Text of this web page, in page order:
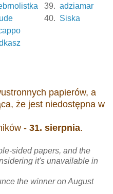
39. adziamar
40. Siska
papierów, a
że jest niedostępna w
- 31. sierpnia.
sided papers, and the
it's unavailable in
the winner on August